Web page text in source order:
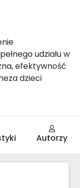
udziału w
efektywność
dzieci
Autorzy